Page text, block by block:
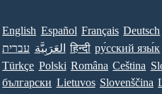
English Español Français Deutsch
עברית العَرَبِيَّة हिन्दी ру́сский язы́к
Türkçe Polski Româna Ceština
български Lietuvos Slovenščina